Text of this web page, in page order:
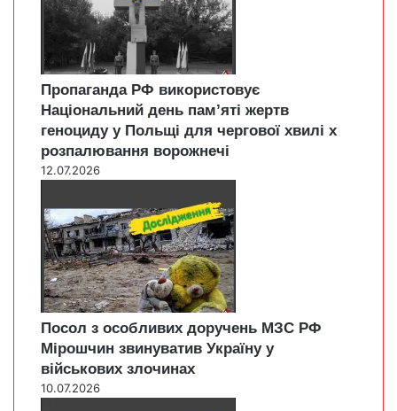
Пропаганда РФ використовує
Національний день пам’яті жертв
геноциду у Польщі для чергової хвилі х
розпалювання ворожнечі
12.07.2026
Посол з особливих доручень МЗС РФ
Мірошчин звинуватив Україну у
військових злочинах
10.07.2026